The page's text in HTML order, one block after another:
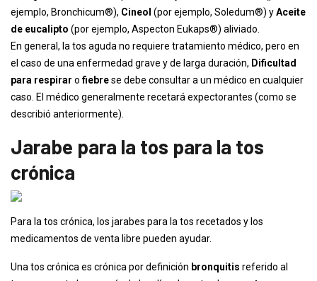
ejemplo, Bronchicum®), Cineol (por ejemplo, Soledum®) yAceite
de eucalipto (por ejemplo, Aspecton Eukaps®) aliviado.
En general, la tos aguda no requiere tratamiento médico, pero en
el caso de una enfermedad grave y de larga duración, Dificultad
para respirar ofiebrese debe consultar a un médico en cualquier
caso. El médico generalmente recetará expectorantes (como se
describió anteriormente).
Jarabe para la tos para la tos
crónica
Para la tos crónica, los jarabes para la tos recetados y los
medicamentos de venta libre pueden ayudar.
Una tos crónica es crónica por definición bronquitis referido al